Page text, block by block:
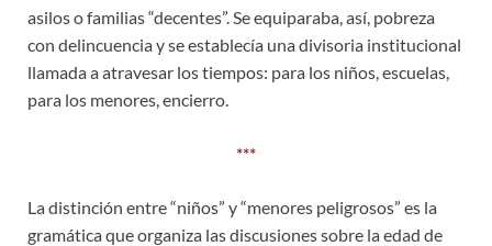
asilos o familias “decentes”. Se equiparaba, así, pobreza
con delincuencia y se establecía una divisoria institucional
llamada a atravesar los tiempos: para los niños, escuelas,
para los menores, encierro.
***
La distinción entre “niños” y “menores peligrosos” es la
gramática que organiza las discusiones sobre la edad de